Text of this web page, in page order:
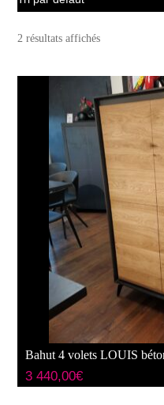
2 résultats affichés
Bahut 4 volets LOUIS
3 440,00€